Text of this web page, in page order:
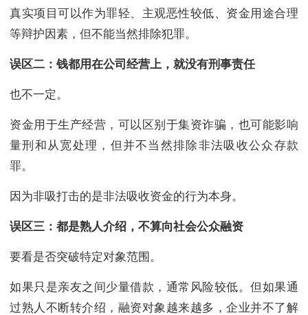
真实项目可以作为罪轻、主观恶性较低、资金用途合理
等辩护因素，但不能当然排除犯罪。
误区二：钱都用在公司经营上，就没有刑事责任
也不一定。
资金用于生产经营，可以区别于集资诈骗，也可能影响
量刑和从宽处理，但并不当然排除非法吸收公众存款
罪。
因为非吸打击的是非法吸收资金的行为本身。
误区三：都是熟人介绍，不算向社会公众融资
要看是否突破特定对象范围。
如果只是亲友之间少量借款，通常风险较低。但如果通
过熟人不断转介绍，融资对象越来越多，企业并不了解